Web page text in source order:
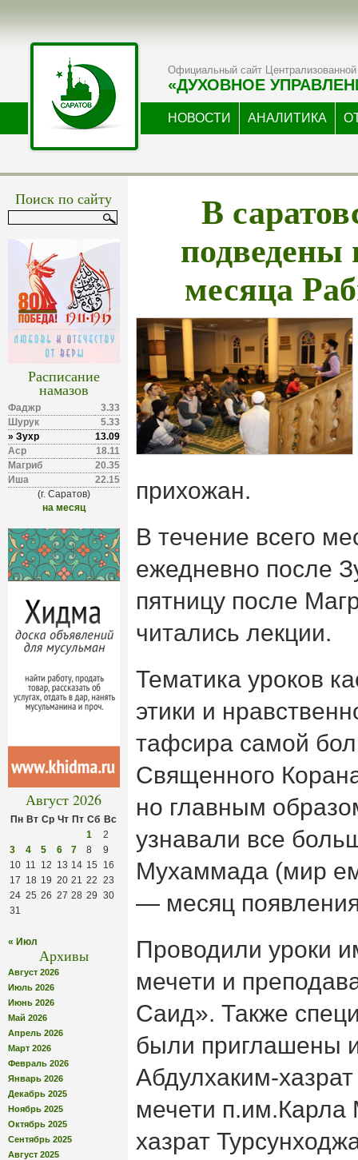
Официальный сайт Централизованной
«ДУХОВНОЕ
НОВОСТИ АНАЛИТИКА
Поиск по сайту
Расписание
намазов
Фаджр
3.33
Шурук
5.33
» Зухр
13.09
Аср
18.11
Магриб
20.35
Иша
22.15
(г. Саратов)
на месяц
Август 2026
Пн Вт Ср Чт Пт Сб Вс
1
2
3
4 5 6 7 8
9
10 11 12 13 14 15
16
17 18 19 20 21 22 23
24 25 26 27 28 29 30
31
« Июл
Архивы
Август 2026
Июль 2026
Июнь 2026
Май 2026
Апрель 2026
Март 2026
Февраль 2026
Январь 2026
Декабрь 2025
Ноябрь 2025
Октябрь 2025
Сентябрь 2025
Август 2025
В
подведены
месяца
прихожан.
В течение всего
ежедневно после
пятницу после
читались лекции.
Тематика уроков
этики и
тафсира самой
Священного
но главным
узнавали все
Мухаммада (мир
— месяц появления
Проводили уроки
мечети и
Саид». Также
были приглашены
Абдулхаким-
мечети
хазрат